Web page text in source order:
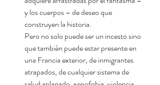
y los cuerpos – de deseo que
construyen la historia.
Pero no solo puede ser un incesto sino
que también puede estar presente en
una Francia exterior, de inmigrantes
atrapados, de cualquier sistema de